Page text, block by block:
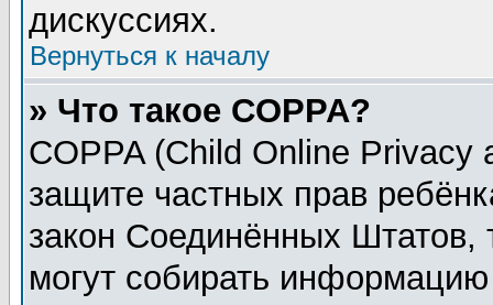
дискуссиях.
Вернуться к началу
» Что такое COPPA?
COPPA (Child Online Privacy
защите частных прав
закон Соединённых Штатов,
могут собирать